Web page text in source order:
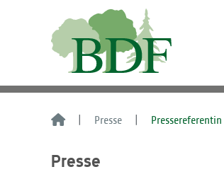
Presse Pressereferentin
Presse